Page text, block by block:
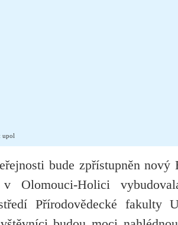
upol
bude zpřístupněn nový
Olomouci-Holici
Přírodovědecké fakulty